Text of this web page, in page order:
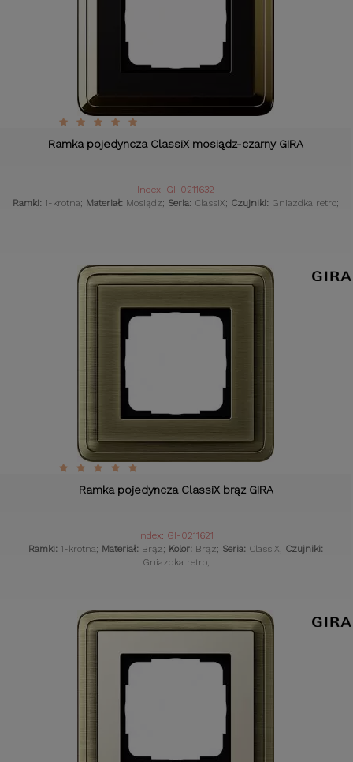
Ramka pojedyncza ClassiX mosiądz-czarny GIRA
Index: GI-0211632
Ramki: 1-krotna; Materiał: Mosiądz; Seria: ClassiX; Czujniki: Gniazdka retro;
Ramka pojedyncza ClassiX brąz GIRA
Index: GI-0211621
Ramki: 1-krotna; Materiał: Brąz; Kolor: Brąz; Seria: ClassiX; Czujniki:
Gniazdka retro;